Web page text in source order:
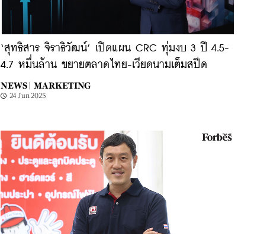
‘สุทธิสาร จิราธิวัฒน์’ เปิดแผน CRC ทุ่มงบ 3 ปี 4.5-
4.7 หมื่นล้าน ขยายตลาดไทย-เวียดนามเต็มสปีด
NEWS | MARKETING
24 Jun 2025